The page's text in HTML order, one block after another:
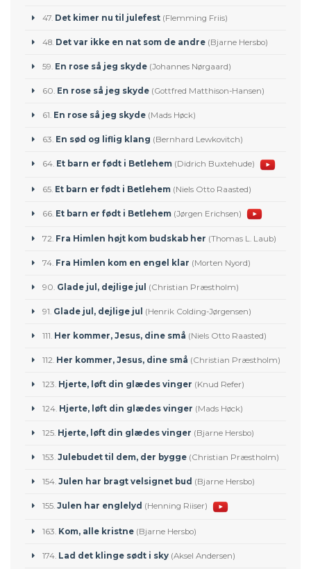
47. Det kimer nu til julefest(Flemming Friis)
48. Det var ikke en nat som de andre(Bjarne Hersbo)
59. En rose så jeg skyde(Johannes Nørgaard)
60. En rose så jeg skyde(Gottfred Matthison-Hansen)
61. En rose så jeg skyde(Mads Høck)
63. En sød og liflig klang (Bernhard Lewkovitch)
64. Et barn er født i Betlehem(Didrich Buxtehude)
65. Et barn er født i Betlehem(Niels Otto Raasted)
66. Et barn er født i Betlehem(Jørgen Erichsen)
72. Fra Himlen højt kom budskab her (Thomas L. Laub)
74. Fra Himlen kom en engel klar (Morten Nyord)
90. Glade jul, dejlige jul (Christian Præstholm)
91. Glade jul, dejlige jul (Henrik Colding-Jørgensen)
111. Her kommer, Jesus, dine små (Niels Otto Raasted)
112. Her kommer, Jesus, dine små (Christian Præstholm)
123. Hjerte, løft din glædes vinger (Knud Refer)
124. Hjerte, løft din glædes vinger (Mads Høck)
125. Hjerte, løft din glædes vinger (Bjarne Hersbo)
153. Julebudet til dem, der bygge(Christian Præstholm)
154. Julen har bragt velsignet bud (Bjarne Hersbo)
155. Julen har englelyd (Henning Riiser)
163. Kom, alle kristne(Bjarne Hersbo)
174. Lad det klinge sødt i sky(Aksel Andersen)